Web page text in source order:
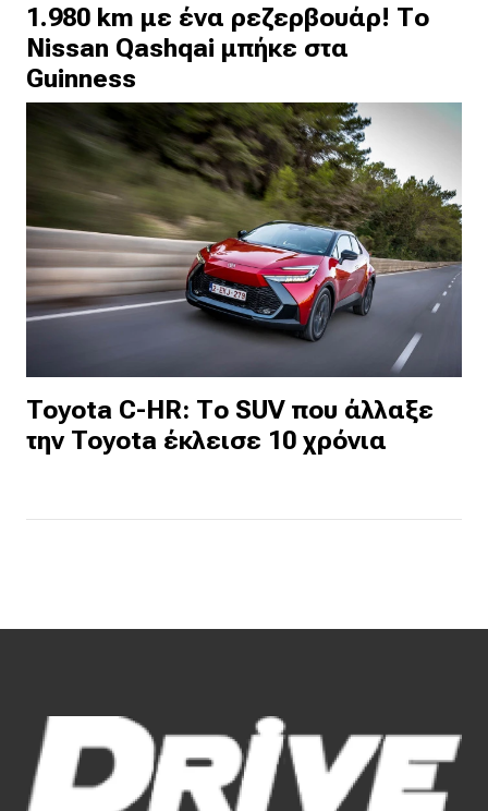
1.980 km με ένα ρεζερβουάρ! Το
Nissan Qashqai μπήκε στα
Guinness
Toyota C-HR: Το SUV που άλλαξε
την Toyota έκλεισε 10 χρόνια